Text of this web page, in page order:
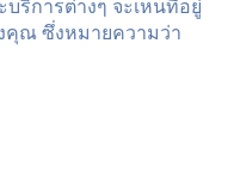
ริการต่างๆ จะเห็นที่อยู่
คุณ ซึ่งหมายความว่า